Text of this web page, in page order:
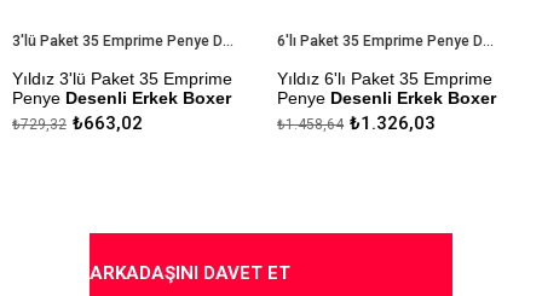
3'lü Paket 35 Emprime Penye Desenli Erkek Boxer
Paket 35 Emprime
Erkek Boxer
Üretilmiştir.
Seçeneği
₺663,02
6'lı Paket 35 Emprime Penye Desenli Erkek Boxer
Yıldız 6'lı Paket 35 Emprime
Penye
Desenli Erkek Boxer
Modal Kumaştan Üretilmiştir.
Kapıda Ödeme Seçeneği
₺1.326,03
Yıldız
Erkek
ARKADAŞINI DAVET ET